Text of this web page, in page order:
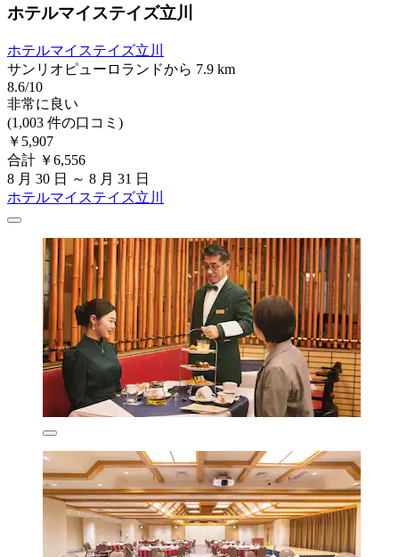
ホテルマイステイズ立川
ホテルマイステイズ立川
サンリオピューロランドから 7.9 km
8.6/10
非常に良い
(1,003 件の口コミ)
￥5,907
合計 ￥6,556
8 月 30 日 ～ 8 月 31 日
ホテルマイステイズ立川